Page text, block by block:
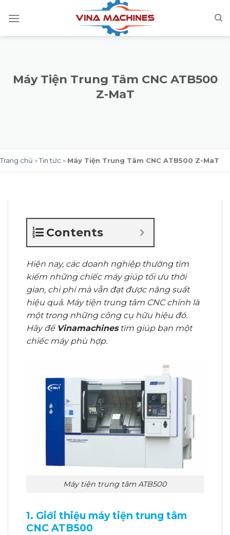
Máy Tiện Trung Tâm CNC ATB500
Z-MaT
Trang chủ »Tin tức » Máy Tiện Trung Tâm CNC ATB500 Z-MaT
Contents
Hiện nay, các doanh nghiệp thường tìm
kiếm những chiếc máy giúp tối ưu thời
gian, chi phí mà vẫn đạt được năng suất
hiệu quả. Máy tiện trung tâm CNC chính là
một trong những công cụ hữu hiệu đó.
Hãy để Vinamachinestìm giúp bạn một
chiếc máy phù hợp.
Máy tiện trung tâm ATB500
1. Giới thiệu máy tiện trung tâm
CNC ATB500